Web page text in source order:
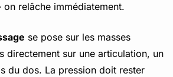
relâche immédiatement.
se pose sur les masses
directement sur une articulation, un
du dos. La pression doit rester